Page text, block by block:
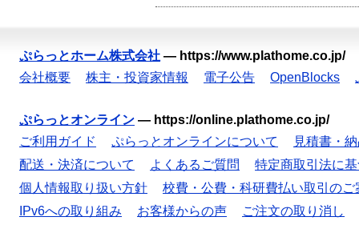
ぷらっとホーム株式会社 — https://www.plathome.co.jp/
会社概要
株主・投資家情報 電子公告 OpenBlocks
ぷらっとオンライン — https://online.plathome.co.jp/
ご利用ガイド
ぷらっとオンラインについて
見積書・
配送・決済について
よくあるご質問
特定商取引法に
個人情報取り扱い方針
校費・公費・科研費払い取引のご
IPv6への取り組み
お客様からの声 ご注文の取り消し